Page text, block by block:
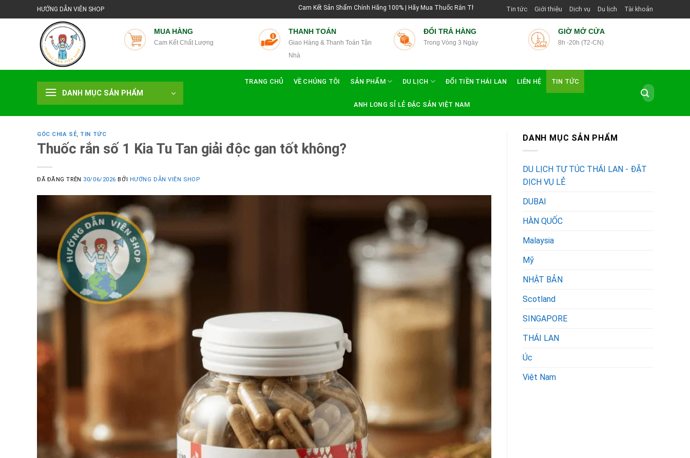
đến
HƯỚNG DẪN VIÊN SHOP Cam Kết Sản Shẩm Chính Hãng 100% | Hãy Mua Thuốc Rắn Thái Lan Tại Hướng Dẫn Viên Shop | Với Giá Tốt Nhất
Tin tức Giới thiệu Dịch vụ Du lịch Tài khoản
MUA HÀNG
Cam Kết Chất Lượng
THANH TOÁN
Giao Hàng & Thanh Toán Tận
Nhà
ĐỔI TRẢ HÀNG
Trong Vòng 3 Ngày
GIỜ MỞ CỬA
8h -20h (T2-CN)
DANH MỤC SẢN PHẨM
TRANG CHỦ VỀ CHÚNG TÔI SẢN PHẨM DU LỊCH ĐỔI TIỀN THÁI LAN LIÊN HỆ TIN TỨC
ANH LONG SỈ LẺ ĐẶC SẢN VIỆT NAM
Tìm
kiếm:
GÓC CHIA SẺ, TIN TỨC
Thuốc rắn số 1 Kia Tu Tan giải độc gan tốt không?
ĐÃ ĐĂNG TRÊN 30/06/2026 BỞI HƯỚNG DẪN VIÊN SHOP
DANH MỤC SẢN PHẨM
DU LỊCH TỰ TÚC THÁI LAN - ĐẶT
DỊCH VỤ LẺ
DUBAI
HÀN QUỐC
Malaysia
Mỹ
NHẬT BẢN
Scotland
SINGAPORE
THÁI LAN
Úc
Việt Nam